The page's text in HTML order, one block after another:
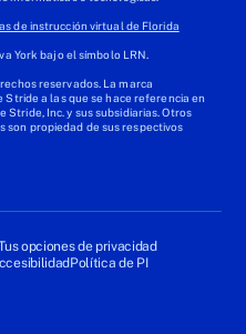
de instrucción virtual de Florida
York bajo el símbolo LRN.
reservados. La marca
a las que se hace referencia en
Inc. y sus subsidiarias. Otros
son propiedad de sus respectivos
opciones de privacidad
Política de PI